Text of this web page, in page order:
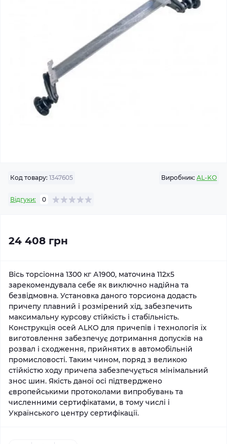
Код товару: 1347605 Виробник: AL-KO
Відгуки: 0
24 408 грн
Вісь торсіонна 1300 кг А1900, маточина 112х5
зарекомендувала себе як виключно надійна та
безвідмовна. Установка даного торсиона додасть
причепу плавний і розмірений хід, забезпечить
максимальну курсову стійкість і стабільність.
Конструкція осей АLКО для причепів і технологія їх
виготовлення забезпечує дотримання допусків на
розвал і сходження, прийнятих в автомобільній
промисловості. Таким чином, поряд з великою
стійкістю ходу причепа забезпечується мінімальний
знос шин. Якість даної осі підтверджено
європейськими протоколами випробувань та
численними сертифікатами, в тому числі і
Українського центру сертифікації.